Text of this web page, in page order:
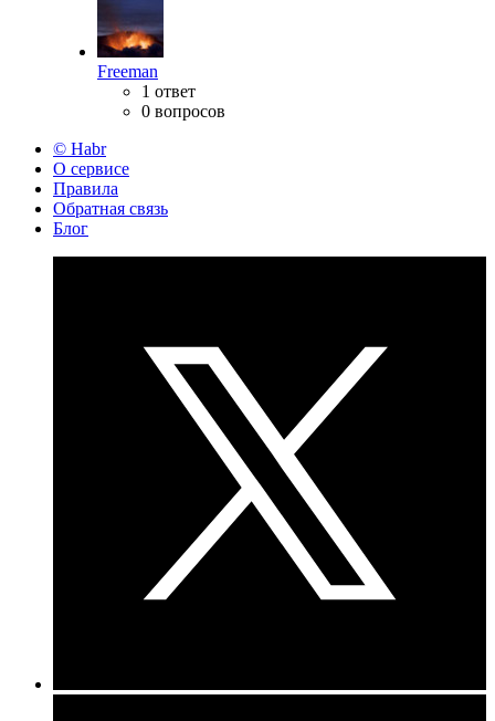
Freeman
1 ответ
0 вопросов
© Habr
О сервисе
Правила
Обратная связь
Блог